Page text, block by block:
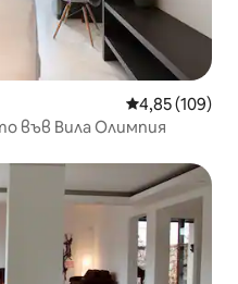
Средна
4,85 (109)
във Вила Олимпия